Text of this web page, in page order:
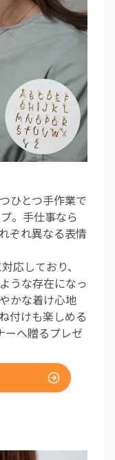
ひとつ手作業で
。手仕事なら
ぞれ異なる表情
応しており、
うな存在になっ
かな着け心地
付けも楽しめる
ーへ贈るプレゼ